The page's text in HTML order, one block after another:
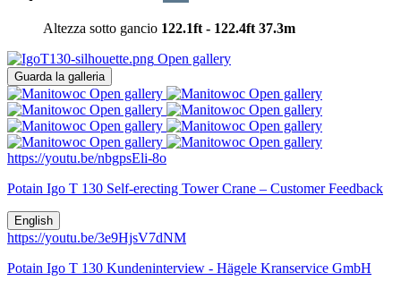
Altezza sotto gancio 122.1ft - 122.4ft 37.3m
Open gallery
Guarda la galleria
Open gallery
Open gallery
Open gallery
Open gallery
Open gallery
Open gallery
Open gallery
Open gallery
https://youtu.be/nbgpsEli-8o
Potain Igo T 130 Self-erecting Tower Crane – Customer Feedback
English
https://youtu.be/3e9HjsV7dNM
Potain Igo T 130 Kundeninterview - Hägele Kranservice GmbH